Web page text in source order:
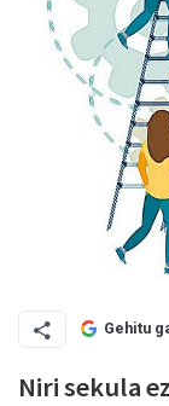
Gehitu
Niri sekula